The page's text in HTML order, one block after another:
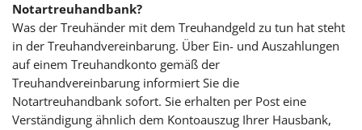
Notartreuhandbank?
Was der Treuhänder mit dem Treuhandgeld zu tun hat steht
in der Treuhandvereinbarung. Über Ein- und Auszahlungen
auf einem Treuhandkonto gemäß der
Treuhandvereinbarung informiert Sie die
Notartreuhandbank sofort. Sie erhalten per Post eine
Verständigung ähnlich dem Kontoauszug Ihrer Hausbank,